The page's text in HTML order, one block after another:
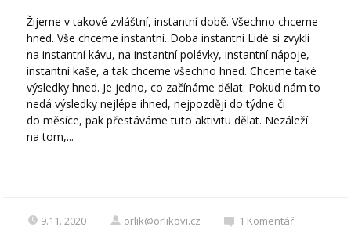
Žijeme v takové zvláštní, instantní době. Všechno chceme
hned. Vše chceme instantní. Doba instantní Lidé si zvykli
na instantní kávu, na instantní polévky, instantní nápoje,
instantní kaše, a tak chceme všechno hned. Chceme také
výsledky hned. Je jedno, co začínáme dělat. Pokud nám to
nedá výsledky nejlépe ihned, nejpozději do týdne či
do měsíce, pak přestáváme tuto aktivitu dělat. Nezáleží
na tom,...
9.11. 2020 orlik@orlikovi.cz 1 Komentář